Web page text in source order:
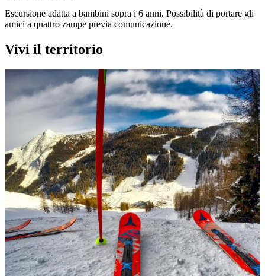
Escursione adatta a bambini sopra i 6 anni. Possibilità di portare gli
amici a quattro zampe previa comunicazione.
Vivi il territorio
Musei
Museo dello Sci di Abetone